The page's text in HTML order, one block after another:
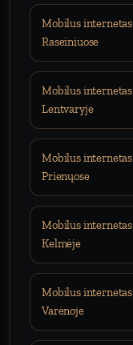
Mobilus internetas
Raseiniuose
Mobilus internetas
Lentvaryje
Mobilus internetas
Prienųose
Mobilus internetas
Kelmėje
Mobilus internetas
Varėnoje